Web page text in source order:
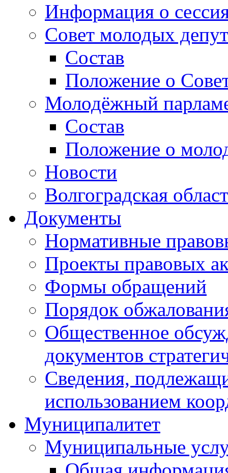
Информация о
Совет молодых
Состав
Положение о
Молодёжный
Состав
Положение о
Новости
Волгоградская
Документы
Нормативные
Проекты правовых
Формы обращений
Порядок
Общественное
документов
Сведения,
использованием
Муниципалитет
Муниципальные